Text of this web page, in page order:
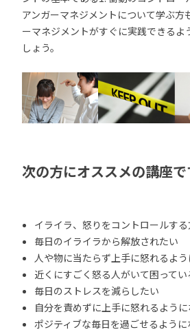
アンガーマネジメントについて学ぶ方
ーマネジメントがすぐに実践できるよ
しょう。
次の方にオススメの講座で
イライラ、怒りをコントロールす
毎日のイライラから解放されたい
人や物に当たらず上手に怒れるよ
近くにすごく怒る人がいて困ってい
毎日のストレスを減らしたい
自分を責めずに上手に怒れるよう
ポジティブな毎日を過ごせるように